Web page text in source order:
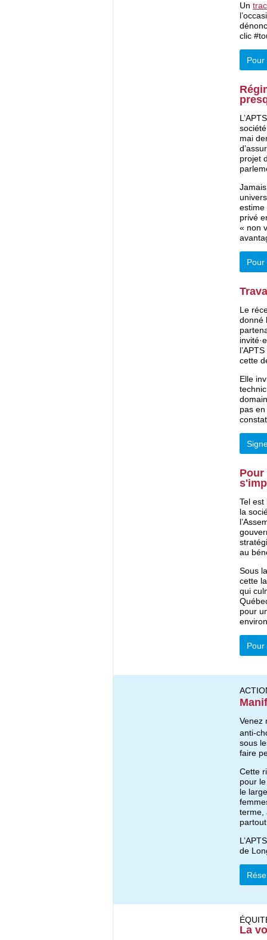
Un
clic
Pour
mai
projet
estime
privé
« non
Pour
Le
donné
cette
Elle
pas
Pour
Tel est
la
au
Sous
cette
qui
pour
Pour
Venez
anti-
sous
faire
Cette
pour
le
terme,
de
La